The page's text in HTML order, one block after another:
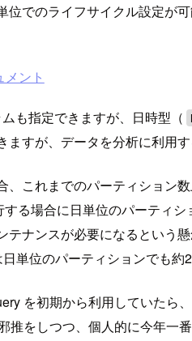
でのライフサイクル設定
ント
も指定できますが、日時型（
すが、データを分析に利用
これまでのパーティション
る場合に日単位のパーティ
ナンスが必要になるという
単位のパーティションでも約
を初期から利用していたら
をしつつ、個人的に今年一